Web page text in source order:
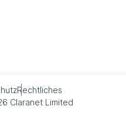
Rechtliches
Claranet Limited